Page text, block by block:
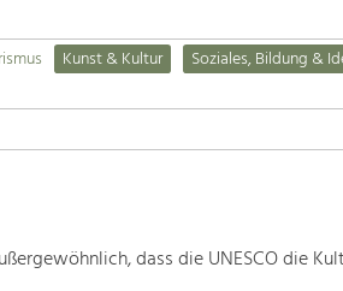
Kunst & Kultur
Soziales, Bildung &
dass die UNESCO die